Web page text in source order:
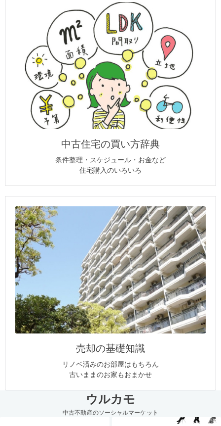
中古住宅の買い方辞典
条件整理・スケジュール・お金など
住宅購入のいろいろ
売却の基礎知識
リノベ済みのお部屋はもちろん
古いままのお家もおまかせ
ウルカモ
中古不動産のソーシャルマーケット